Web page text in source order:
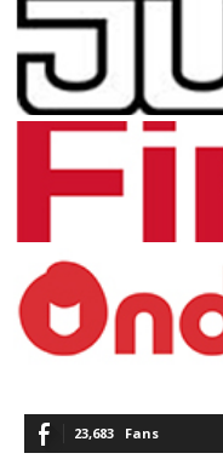
23,683 Fans